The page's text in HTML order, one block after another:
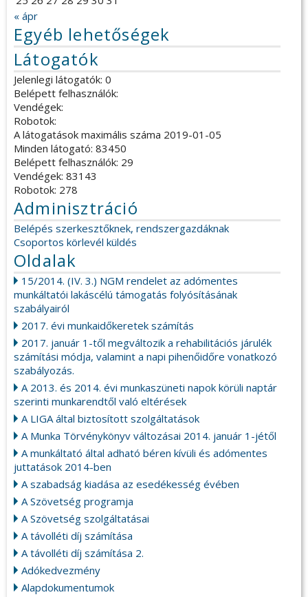
« ápr
Egyéb lehetőségek
Látogatók
Jelenlegi látogatók: 0
Belépett felhasználók:
Vendégek:
Robotok:
A látogatások maximális száma 2019-01-05
Minden látogató: 83450
Belépett felhasználók: 29
Vendégek: 83143
Robotok: 278
Adminisztráció
Belépés szerkesztőknek, rendszergazdáknak
Csoportos körlevél küldés
Oldalak
15/2014. (IV. 3.) NGM rendelet az adómentes
munkáltatói lakáscélú támogatás folyósításának
szabályairól
2017. évi munkaidőkeretek számítás
2017. január 1-től megváltozik a rehabilitációs járulék
számítási módja, valamint a napi pihenőidőre vonatkozó
szabályozás.
A 2013. és 2014. évi munkaszüneti napok körüli naptár
szerinti munkarendtől való eltérések
A LIGA által biztosított szolgáltatások
A Munka Törvénykönyv változásai 2014. január 1-jétől
A munkáltató által adható béren kívüli és adómentes
juttatások 2014-ben
A szabadság kiadása az esedékesség évében
A Szövetség programja
A Szövetség szolgáltatásai
A távolléti díj számítása
A távolléti díj számítása 2.
Adókedvezmény
Alapdokumentumok